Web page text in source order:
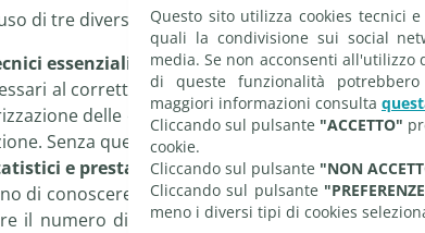
Questo sito utilizza cookies tecnici
quali la condivisione sui social
media. Se non acconsenti
di queste funzionalità
maggiori informazioni consulta
Cliccando sul pulsante "ACCETTO"
cookie.
Cliccando sul pulsante "NON
Cliccando sul pulsante
meno i diversi tipi di cookies
di tre diverse tipologie di cookie:
essenziali
al corretto funzionamento del sito.
delle credenziali di accesso per
Senza questi cookie non potremmo fornire i
e prestazionali
di conoscere in che modo i visitatori utilizzano
il numero di visitatori e la modalità di arrivo